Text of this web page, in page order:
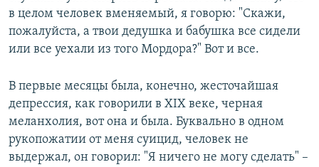
в целом человек вменяемый, я говорю: "Скажи,
пожалуйста, а твои дедушка и бабушка все сидели
или все уехали из того Мордора?" Вот и все.
В первые месяцы была, конечно, жесточайшая
депрессия, как говорили в XIX веке, черная
меланхолия, вот она и была. Буквально в одном
рукопожатии от меня суицид, человек не
выдержал, он говорил: "Я ничего не могу сделать" –